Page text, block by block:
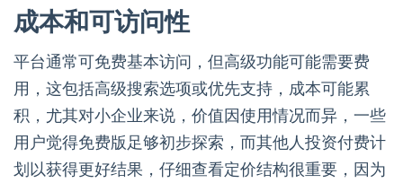
成本和可访问性
平台通常可免费基本访问，但高级功能可能需要费
用，这包括高级搜索选项或优先支持，成本可能累
积，尤其对小企业来说，价值因使用情况而异，一些
用户觉得免费版足够初步探索，而其他人投资付费计
划以获得更好结果，仔细查看定价结构很重要，因为